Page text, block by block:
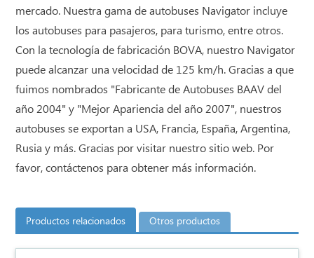
mercado. Nuestra gama de autobuses Navigator incluye
los autobuses para pasajeros, para turismo, entre otros.
Con la tecnología de fabricación BOVA, nuestro Navigator
puede alcanzar una velocidad de 125 km/h. Gracias a que
fuimos nombrados "Fabricante de Autobuses BAAV del
año 2004" y "Mejor Apariencia del año 2007", nuestros
autobuses se exportan a USA, Francia, España, Argentina,
Rusia y más. Gracias por visitar nuestro sitio web. Por
favor, contáctenos para obtener más información.
Productos relacionados Otros productos